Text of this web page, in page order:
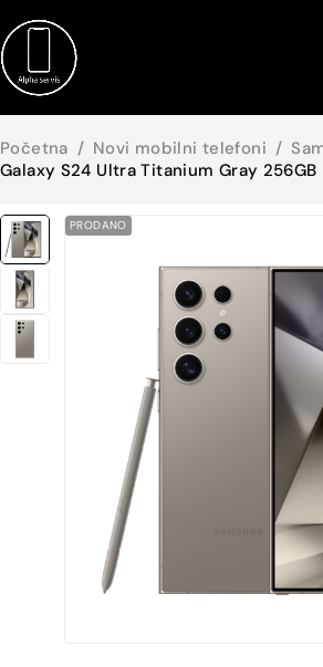
Početna / Novi mobilni telefoni /
Galaxy S24 Ultra Titanium Gray 256GB
PRODANO